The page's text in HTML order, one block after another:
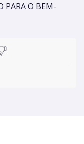
PARA O BEM-